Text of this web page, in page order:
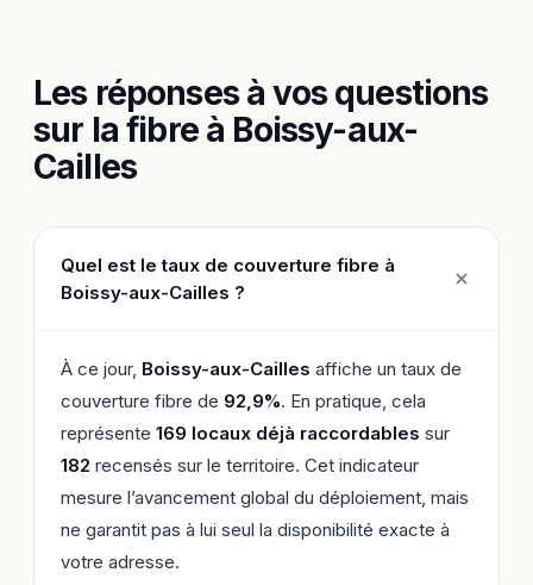
Les réponses à vos questions
sur la fibre à Boissy-aux-
Cailles
Quel est le taux de couverture fibre à
Boissy-aux-Cailles ?
À ce jour, Boissy-aux-Cailles affiche un taux de
couverture fibre de 92,9%. En pratique, cela
représente 169 locaux déjà raccordables sur
182 recensés sur le territoire. Cet indicateur
mesure l’avancement global du déploiement, mais
ne garantit pas à lui seul la disponibilité exacte à
votre adresse.